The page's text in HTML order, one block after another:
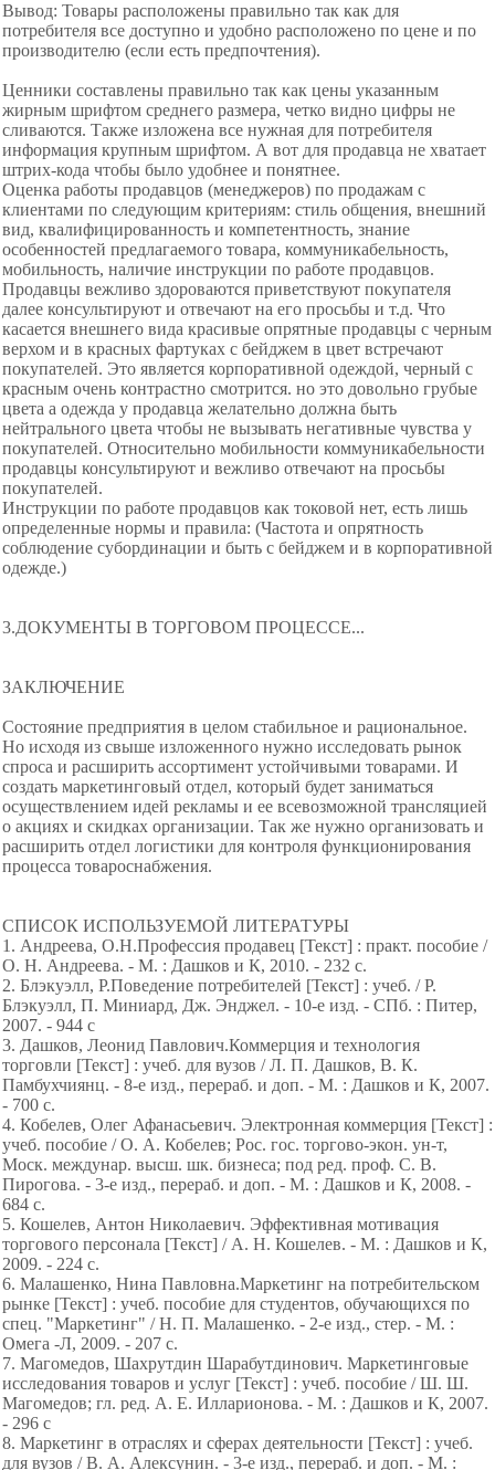
Вывод: Товары расположены правильно так как для
потребителя все доступно и удобно расположено по цене и по
производителю (если есть предпочтения).
Ценники составлены правильно так как цены указанным
жирным шрифтом среднего размера, четко видно цифры не
сливаются. Также изложена все нужная для потребителя
информация крупным шрифтом. А вот для продавца не хватает
штрих-кода чтобы было удобнее и понятнее.
Оценка работы продавцов (менеджеров) по продажам с
клиентами по следующим критериям: стиль общения, внешний
вид, квалифицированность и компетентность, знание
особенностей предлагаемого товара, коммуникабельность,
мобильность, наличие инструкции по работе продавцов.
Продавцы вежливо здороваются приветствуют покупателя
далее консультируют и отвечают на его просьбы и т.д. Что
касается внешнего вида красивые опрятные продавцы с черным
верхом и в красных фартуках с бейджем в цвет встречают
покупателей. Это является корпоративной одеждой, черный с
красным очень контрастно смотрится. но это довольно грубые
цвета а одежда у продавца желательно должна быть
нейтрального цвета чтобы не вызывать негативные чувства у
покупателей. Относительно мобильности коммуникабельности
продавцы консультируют и вежливо отвечают на просьбы
покупателей.
Инструкции по работе продавцов как токовой нет, есть лишь
определенные нормы и правила: (Частота и опрятность
соблюдение субординации и быть с бейджем и в корпоративной
одежде.)
3.ДОКУМЕНТЫ В ТОРГОВОМ ПРОЦЕССЕ...
ЗАКЛЮЧЕНИЕ
Состояние предприятия в целом стабильное и рациональное.
Но исходя из свыше изложенного нужно исследовать рынок
спроса и расширить ассортимент устойчивыми товарами. И
создать маркетинговый отдел, который будет заниматься
осуществлением идей рекламы и ее всевозможной трансляцией
о акциях и скидках организации. Так же нужно организовать и
расширить отдел логистики для контроля функционирования
процесса товароснабжения.
СПИСОК ИСПОЛЬЗУЕМОЙ ЛИТЕРАТУРЫ
1. Андреева, О.Н.Профессия продавец [Текст] : практ. пособие /
О. Н. Андреева. - М. : Дашков и К, 2010. - 232 с.
2. Блэкуэлл, Р.Поведение потребителей [Текст] : учеб. / Р.
Блэкуэлл, П. Миниард, Дж. Энджел. - 10-е изд. - СПб. : Питер,
2007. - 944 с
3. Дашков, Леонид Павлович.Коммерция и технология
торговли [Текст] : учеб. для вузов / Л. П. Дашков, В. К.
Памбухчиянц. - 8-е изд., перераб. и доп. - М. : Дашков и К, 2007.
- 700 с.
4. Кобелев, Олег Афанасьевич. Электронная коммерция [Текст] :
учеб. пособие / О. А. Кобелев; Рос. гос. торгово-экон. ун-т,
Моск. междунар. высш. шк. бизнеса; под ред. проф. С. В.
Пирогова. - 3-е изд., перераб. и доп. - М. : Дашков и К, 2008. -
684 с.
5. Кошелев, Антон Николаевич. Эффективная мотивация
торгового персонала [Текст] / А. Н. Кошелев. - М. : Дашков и К,
2009. - 224 с.
6. Малашенко, Нина Павловна.Маркетинг на потребительском
рынке [Текст] : учеб. пособие для студентов, обучающихся по
спец. "Маркетинг" / Н. П. Малашенко. - 2-е изд., стер. - М. :
Омега -Л, 2009. - 207 с.
7. Магомедов, Шахрутдин Шарабутдинович. Маркетинговые
исследования товаров и услуг [Текст] : учеб. пособие / Ш. Ш.
Магомедов; гл. ред. А. Е. Илларионова. - М. : Дашков и К, 2007.
- 296 с
8. Маркетинг в отраслях и сферах деятельности [Текст] : учеб.
для вузов / В. А. Алексунин. - 3-е изд., перераб. и доп. - М. :